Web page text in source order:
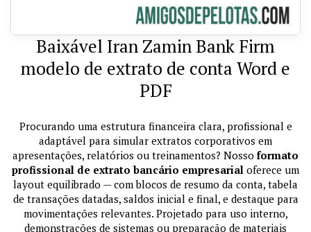
Baixável Iran Zamin Bank Firm
modelo de extrato de conta Word e
PDF
Procurando uma estrutura financeira clara, profissional e
adaptável para simular extratos corporativos em
apresentações, relatórios ou treinamentos? Nosso formato
profissional de extrato bancário empresarial oferece um
layout equilibrado — com blocos de resumo da conta, tabela
de transações datadas, saldos inicial e final, e destaque para
movimentações relevantes. Projetado para uso interno,
demonstrações de sistemas ou preparação de materiais